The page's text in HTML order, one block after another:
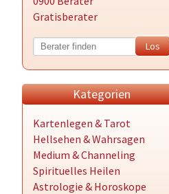
Gratisberater
Kategorien
Kartenlegen & Tarot
Hellsehen & Wahrsagen
Medium & Channeling
Spirituelles Heilen
Astrologie & Horoskope